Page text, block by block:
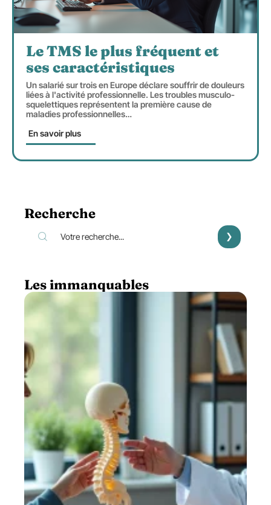
Le TMS le plus fréquent et
ses caractéristiques
Un salarié sur trois en Europe déclare souffrir de douleurs
liées à l'activité professionnelle. Les troubles musculo-
squelettiques représentent la première cause de
maladies professionnelles…
En savoir plus
Recherche
Les immanquables